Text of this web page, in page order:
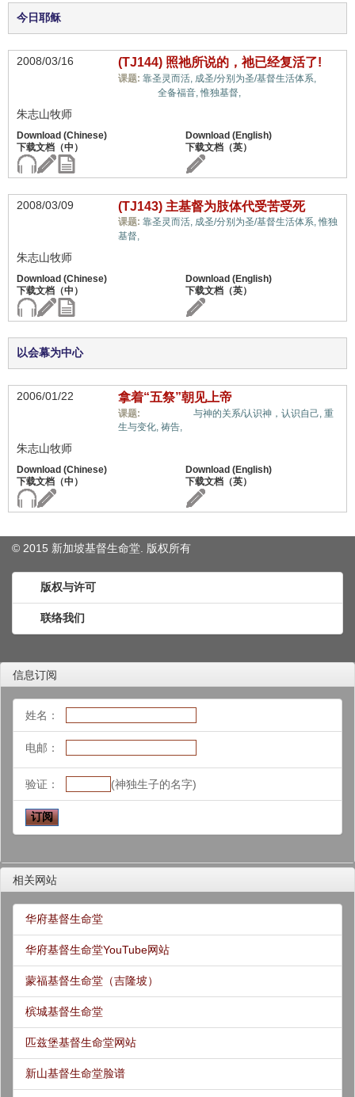
今日耶稣
2008/03/16 (TJ144) 照祂所说的，祂已经复活了!
课题: 靠圣灵而活, 成圣/分别为圣/基督生活体系,
全备福音,惟独基督,
朱志山牧师
2008/03/09 (TJ143) 主基督为肢体代受苦受死
课题: 靠圣灵而活, 成圣/分别为圣/基督生活体系,惟独
基督,
朱志山牧师
以会幕为中心
2006/01/22 拿着“五祭”朝见上帝
课题: 与神的关系/认识神，认识自己, 重
生与变化, 祷告,
朱志山牧师
© 2015 新加坡基督生命堂. 版权所有
版权与许可
联络我们
信息订阅
姓名：
电邮：
验证： (神独生子的名字)
相关网站
华府基督生命堂
华府基督生命堂YouTube网站
蒙福基督生命堂（吉隆坡）
槟城基督生命堂
匹兹堡基督生命堂网站
新山基督生命堂脸谱